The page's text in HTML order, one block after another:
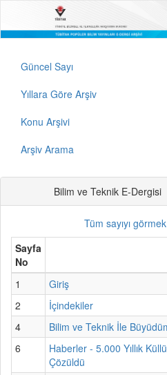
Güncel Sayı
Yıllara Göre Arşiv
Konu Arşivi
Arşiv Arama
Bilim ve Teknik E-Dergisi
Tüm sayıyı görmek
Sayfa
No
1
Giriş
2
İçindekiler
4
Bilim ve Teknik İle
6
Haberler - 5.000 Yıllık
Çözüldü